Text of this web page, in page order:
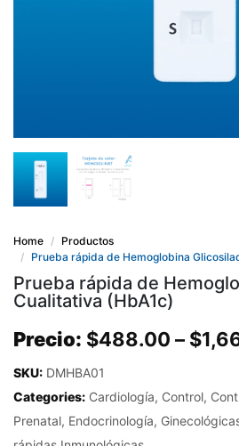
Home
Productos
Prueba rápida de Hemoglobina
Prueba rápida de
Cualitativa (HbA1c)
Precio: $488.00 – $
SKU: DMHBA01
Categories: Cardiología, Control,
Prenatal, Endocrinología,